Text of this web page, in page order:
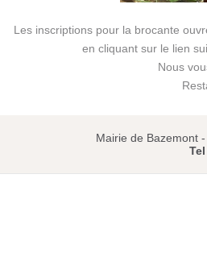
Les inscriptions pour la brocante
en cliquant sur le lien
Nous
Mairie de Bazemont